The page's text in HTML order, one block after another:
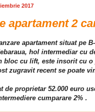
2017
apartament 2
apartament situat pe
hol intermediar cu
bloc cu lift, este insorit cu o
zugravit recent se poate
de proprietar 52.000 euro
cumparare 2% .